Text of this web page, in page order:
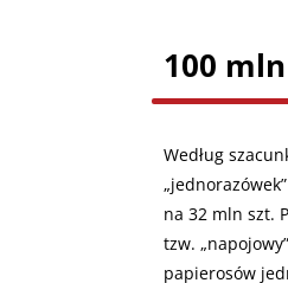
100
Według
na 32 mln szt.
tzw.
papierosów